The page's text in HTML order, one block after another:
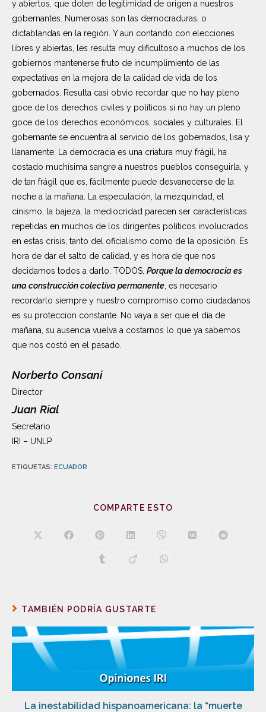
y abiertos, que doten de legitimidad de origen a nuestros
gobernantes. Numerosas son las democraduras, o
dictablandas en la región. Y aun contando con elecciones
libres y abiertas, les resulta muy dificultoso a muchos de los
gobiernos mantenerse fruto de incumplimiento de las
expectativas en la mejora de la calidad de vida de los
gobernados. Resulta casi obvio recordar que no hay pleno
goce de los derechos civiles y políticos si no hay un pleno
goce de los derechos económicos, sociales y culturales. El
gobernante se encuentra al servicio de los gobernados, lisa y
llanamente. La democracia es una criatura muy frágil, ha
costado muchísima sangre a nuestros pueblos conseguirla, y
de tan frágil que es, fácilmente puede desvanecerse de la
noche a la mañana. La especulación, la mezquindad, el
cinismo, la bajeza, la mediocridad parecen ser características
repetidas en muchos de los dirigentes políticos involucrados
en estas crisis, tanto del oficialismo como de la oposición. Es
hora de dar el salto de calidad, y es hora de que nos
decidamos todos a darlo. TODOS. Porque la democracia es
una construcción colectiva permanente , es necesario
recordarlo siempre y nuestro compromiso como ciudadanos
es su proteccion constante. No vaya a ser que el día de
mañana, su ausencia vuelva a costarnos lo que ya sabemos
que nos costó en el pasado.
Norberto Consani
Director
Juan Rial
Secretario
IRI – UNLP
ETIQUETAS: ECUADOR
COMPARTE ESTO
TAMBIÉN PODRÍA GUSTARTE
La inestabilidad hispanoamericana: la “muerte